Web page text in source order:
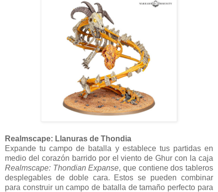
Realmscape: Llanuras de Thondia
Expande tu campo de batalla y establece tus partidas en
medio del corazón barrido por el viento de Ghur con la caja
Realmscape: Thondian Expanse, que contiene dos tableros
desplegables de doble cara. Estos se pueden combinar
para construir un campo de batalla de tamaño perfecto para